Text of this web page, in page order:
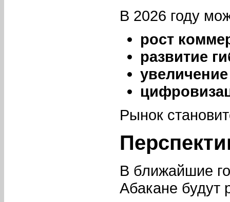
В 2026 году
рост
развитие
Рынок
В ближайшие
Абакане будут